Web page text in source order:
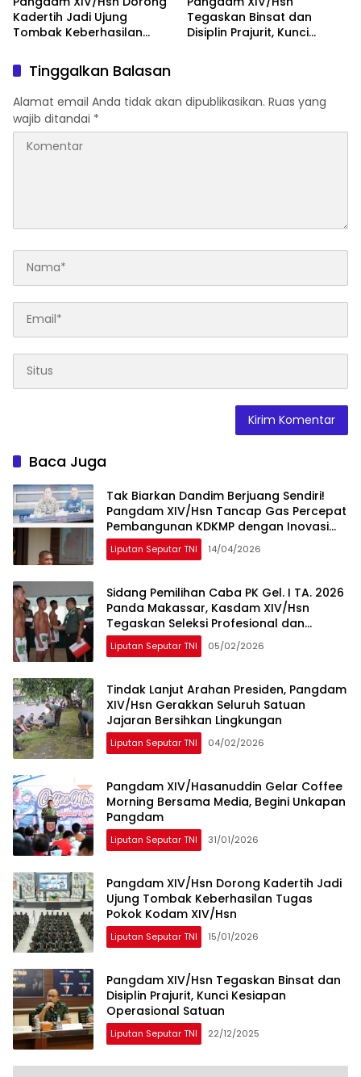
Kadertih Jadi Ujung
Tombak Keberhasilan
XIV/Hsn
Tegaskan Binsat dan
Disiplin Prajurit, Kunci
Tinggalkan Balasan
Alamat email Anda tidak akan dipublikasikan. Ruas yang
wajib ditandai *
Baca Juga
Tak Biarkan Dandim Berjuang Sendiri!
Pangdam XIV/Hsn Tancap Gas Percepat
Pembangunan KDKMP dengan Inovasi
Workshop
Liputan Seputar TNI 14/04/2026
Sidang Pemilihan Caba PK Gel. I TA. 2026
Panda Makassar, Kasdam XIV/Hsn
Tegaskan Seleksi Profesional dan
Objektif
Liputan Seputar TNI 05/02/2026
Tindak Lanjut Arahan Presiden, Pangdam
XIV/Hsn Gerakkan Seluruh Satuan
Jajaran Bersihkan Lingkungan
Liputan Seputar TNI 04/02/2026
Pangdam XIV/Hasanuddin Gelar Coffee
Morning Bersama Media, Begini Unkapan
Pangdam
Liputan Seputar TNI 31/01/2026
Pangdam XIV/Hsn Dorong Kadertih Jadi
Ujung Tombak Keberhasilan Tugas
Pokok Kodam XIV/Hsn
Liputan Seputar TNI 15/01/2026
Pangdam XIV/Hsn Tegaskan Binsat dan
Disiplin Prajurit, Kunci Kesiapan
Operasional Satuan
Liputan Seputar TNI 22/12/2025